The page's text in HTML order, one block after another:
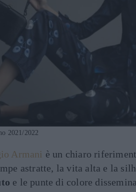
2021/2022
Armani è un chiaro
astratte, la vita alta e la
e le punte di colore